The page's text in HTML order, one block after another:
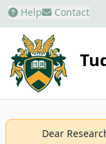
Help Contact
Dear